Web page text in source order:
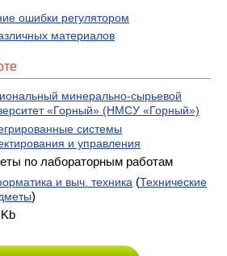
ошибки регулятором
материалов
минерально-сырьевой
«Горный» (НМСУ «Горный»)
системы
и управления
по лабораторным работам
и выч. техника (Технические
)